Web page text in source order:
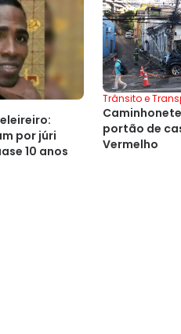
por júri
10 anos
Trânsito e
portão de
Vermelho